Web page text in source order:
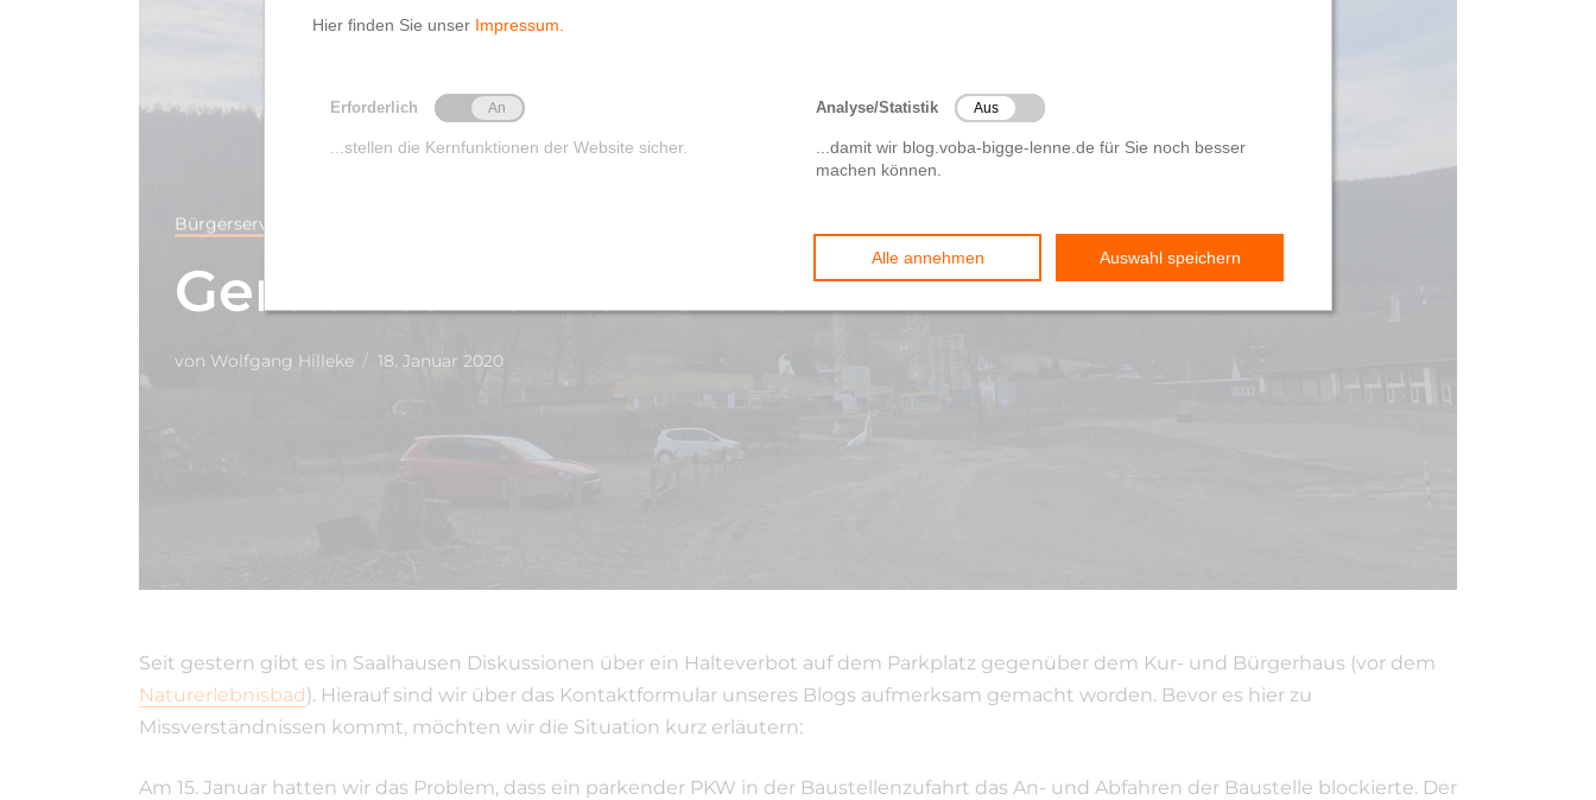
Bürgerservice
Gerüchte Teil 1: Parken
von Wolfgang Hilleke 18. Januar 2020
Seit gestern gibt es in Saalhausen Diskussionen über ein Halteverbot auf dem Parkplatz gegenüber dem Kur- und Bürgerhaus (vor dem
Naturerlebnisbad). Hierauf sind wir über das Kontaktformular unseres Blogs aufmerksam gemacht worden. Bevor es hier zu
Missverständnissen kommt, möchten wir die Situation kurz erläutern:
Am 15. Januar hatten wir das Problem, dass ein parkender PKW in der Baustellenzufahrt das An- und Abfahren der Baustelle blockierte. Der